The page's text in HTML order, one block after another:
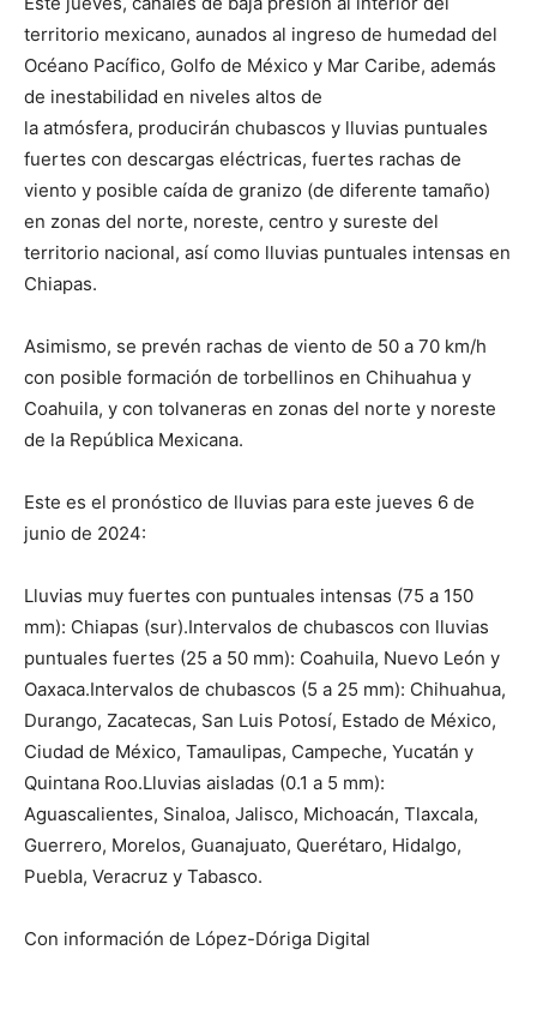
territorio mexicano, aunados al ingreso de humedad del
Océano Pacífico, Golfo de México y Mar Caribe, además
de inestabilidad en niveles altos de
la atmósfera, producirán chubascos y lluvias puntuales
fuertes con descargas eléctricas, fuertes rachas de
viento y posible caída de granizo (de diferente tamaño)
en zonas del norte, noreste, centro y sureste del
territorio nacional, así como lluvias puntuales intensas en
Chiapas.
Asimismo, se prevén rachas de viento de 50 a 70 km/h
con posible formación de torbellinos en Chihuahua y
Coahuila, y con tolvaneras en zonas del norte y noreste
de la República Mexicana.
Este es el pronóstico de lluvias para este jueves 6 de
junio de 2024:
Lluvias muy fuertes con puntuales intensas (75 a 150
mm): Chiapas (sur).Intervalos de chubascos con lluvias
puntuales fuertes (25 a 50 mm): Coahuila, Nuevo León y
Oaxaca.Intervalos de chubascos (5 a 25 mm): Chihuahua,
Durango, Zacatecas, San Luis Potosí, Estado de México,
Ciudad de México, Tamaulipas, Campeche, Yucatán y
Quintana Roo.Lluvias aisladas (0.1 a 5 mm):
Aguascalientes, Sinaloa, Jalisco, Michoacán, Tlaxcala,
Guerrero, Morelos, Guanajuato, Querétaro, Hidalgo,
Puebla, Veracruz y Tabasco.
Con información de López-Dóriga Digital